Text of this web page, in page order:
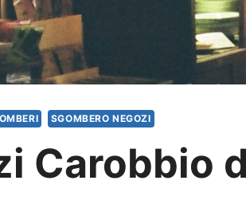
SGOMBERO NEGOZI
Carobbio